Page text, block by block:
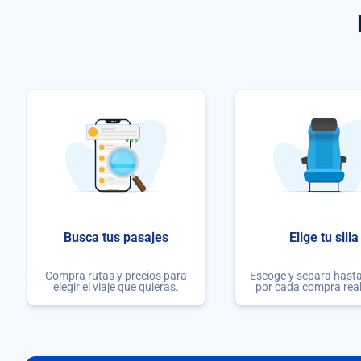
Busca tus pasajes
Compra rutas y precios para
elegir el viaje que quieras.
Elige tu silla
Escoge y separa
por cada compra